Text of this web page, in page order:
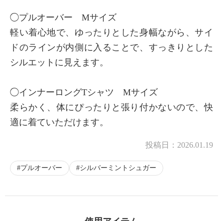
◯プルオーバー Mサイズ
軽い着心地で、ゆったりとした身幅ながら、サイ
ドのラインが内側に入ることで、すっきりとした
シルエットに見えます。
◯インナーロングTシャツ Mサイズ
柔らかく、体にぴったりと張り付かないので、快
適に着ていただけます。
投稿日： 2026.01.19
プルオーバー シルバーミントシュガー